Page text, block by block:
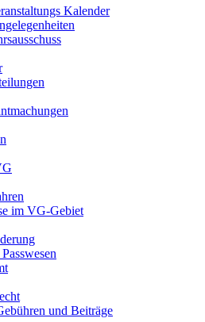
Kalender
im VG-Gebiet
und Beiträge